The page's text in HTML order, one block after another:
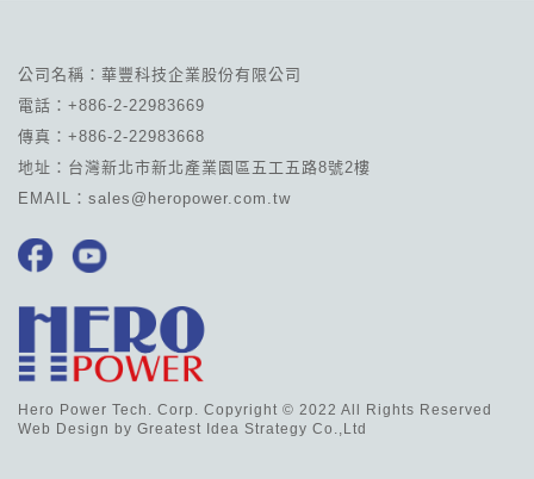
公司名稱：華豐科技企業股份有限公司
電話：+886-2-22983669
傳真：+886-2-22983668
地址：台灣新北市新北產業園區五工五路8號2樓
EMAIL：sales@heropower.com.tw
Hero Power Tech. Corp. Copyright © 2022 All Rights Reserved
Web Design by Greatest Idea Strategy Co.,Ltd